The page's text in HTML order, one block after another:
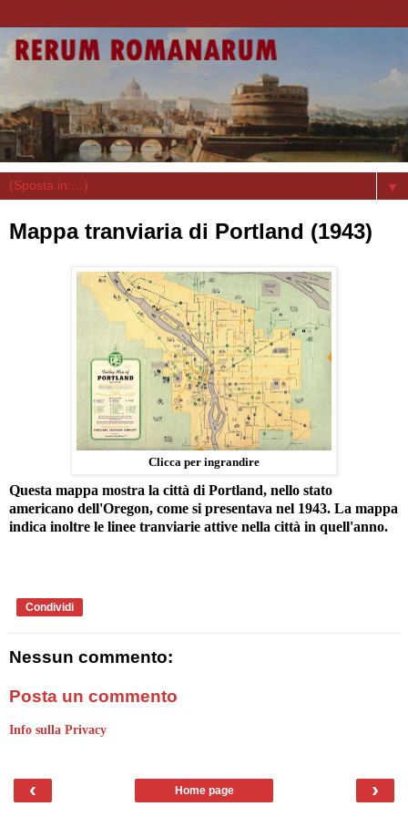
▼
Mappa tranviaria di Portland (1943)
Clicca per ingrandire
Questa mappa mostra la città di Portland, nello stato
americano dell'Oregon, come si presentava nel 1943. La mappa
indica inoltre le linee tranviarie attive nella città in quell'anno.
Condividi
Nessun commento:
Posta un commento
Info sulla Privacy
‹ ›
Home page